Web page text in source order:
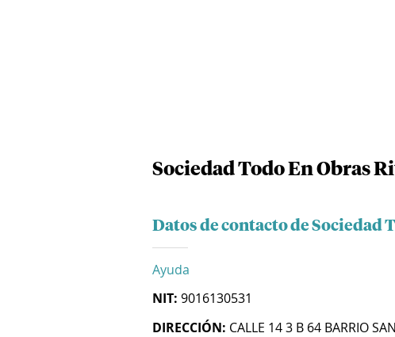
Sociedad Todo En Obras
Datos de contacto de Sociedad
Ayuda
NIT: 9016130531
DIRECCIÓN: CALLE 14 3 B 64 BARRIO